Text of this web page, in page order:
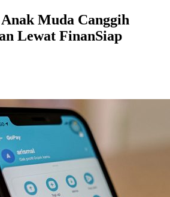
Muda Canggih
Lewat FinanSiap